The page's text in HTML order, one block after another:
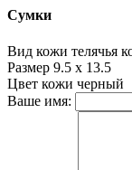
Сумки
Вид кожи телячья
Размер 9.5 х 13.5
Цвет кожи черный
Ваше имя: